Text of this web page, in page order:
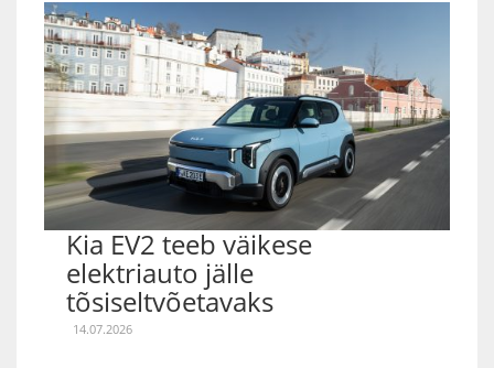
Kia EV2 teeb väikese
elektriauto jälle
tõsiseltvõetavaks
14.07.2026